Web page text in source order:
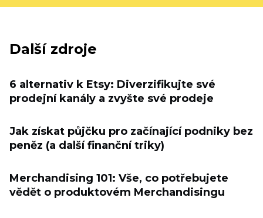
Další zdroje
6 alternativ k Etsy: Diverzifikujte své
prodejní kanály a zvyšte své prodeje
Jak získat půjčku pro začínající podniky bez
peněz (a další finanční triky)
Merchandising 101: Vše, co potřebujete
vědět o produktovém Merchandisingu